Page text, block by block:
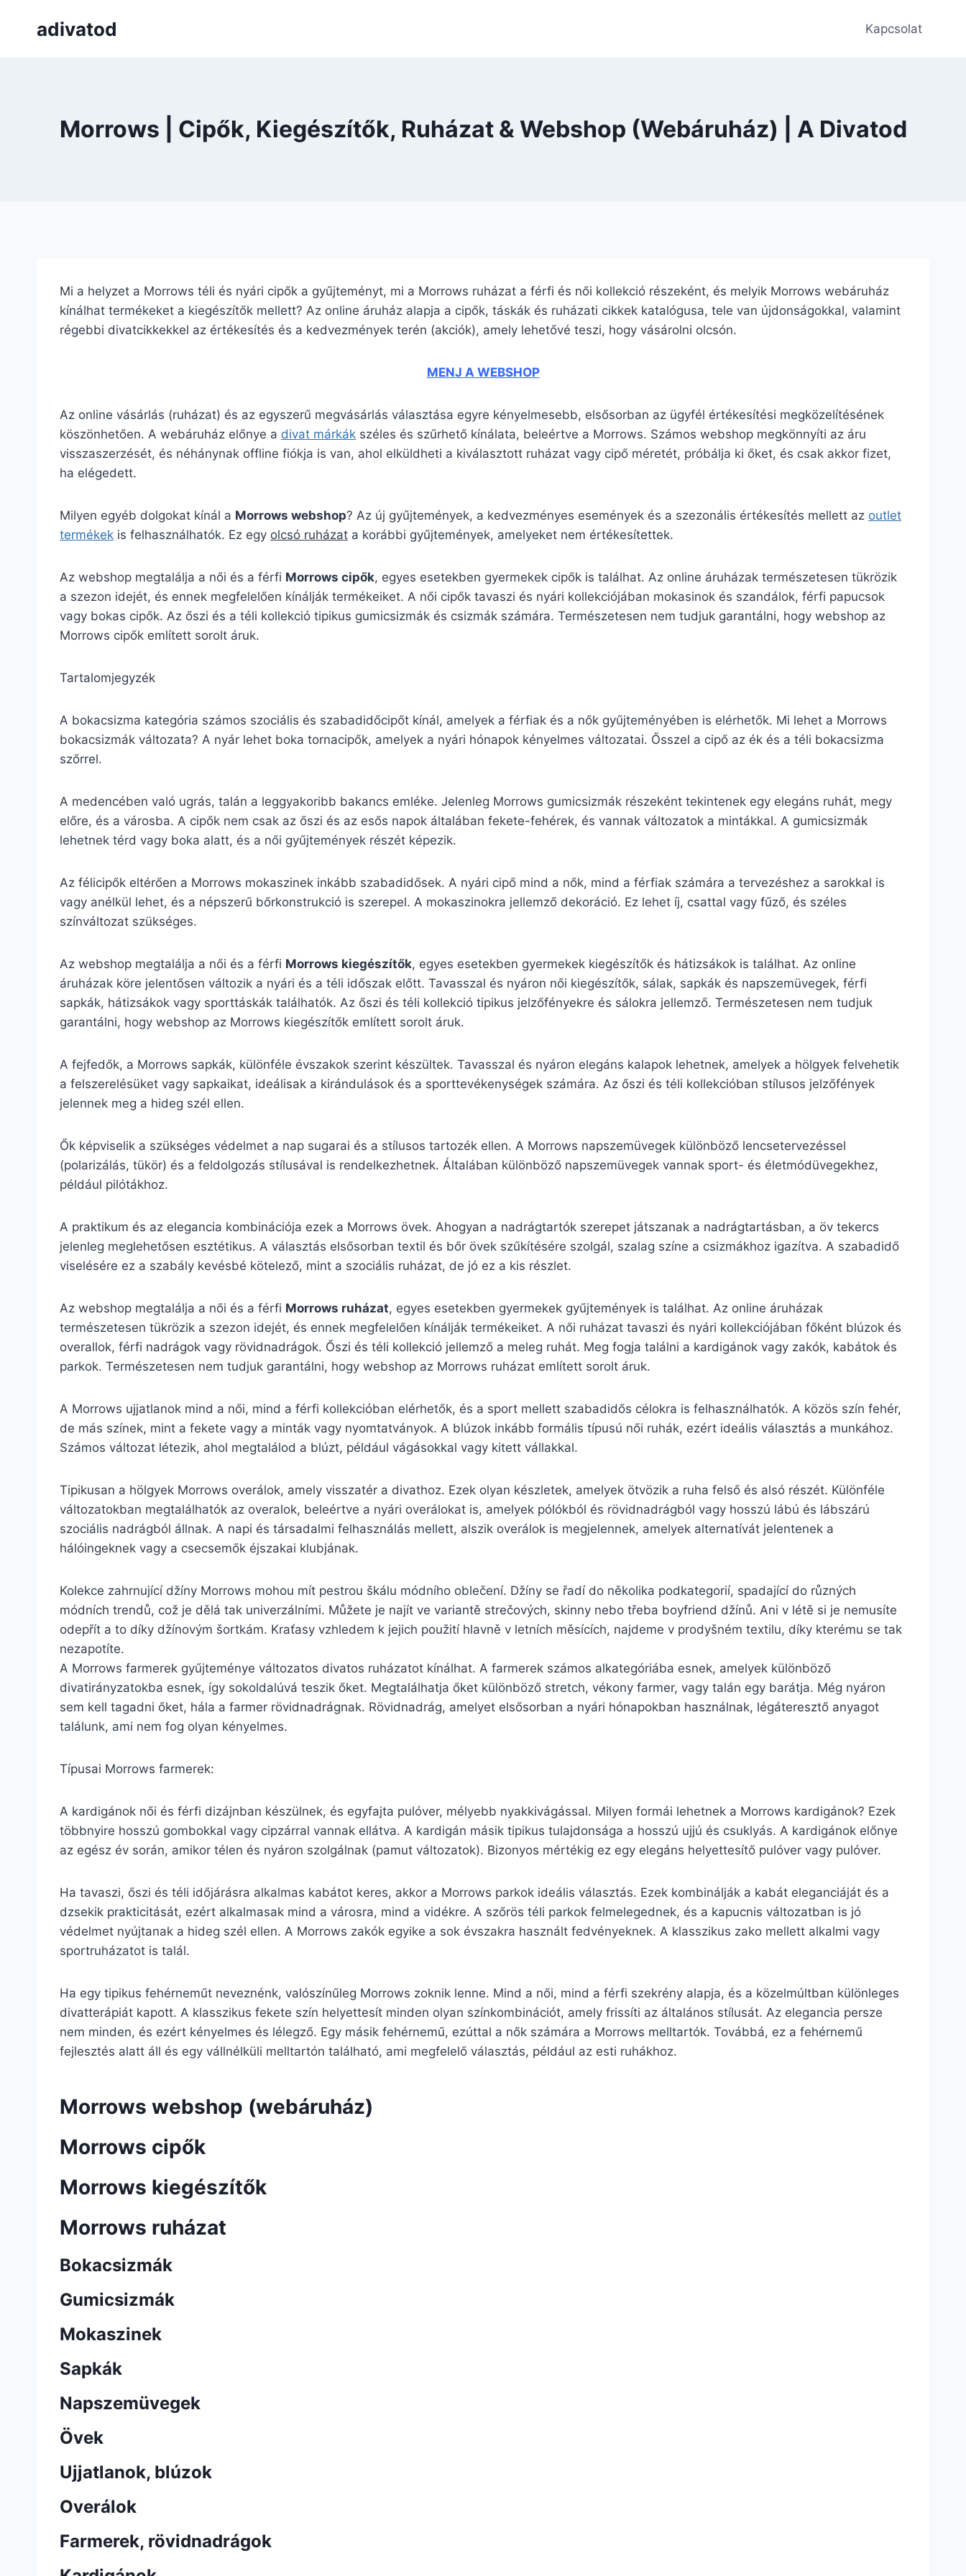
adivatod Kapcsolat
Morrows | Cipők, Kiegészítők, Ruházat & Webshop (Webáruház) | A Divatod
Mi a helyzet a Morrows téli és nyári cipők a gyűjteményt, mi a Morrows ruházat a férfi és női kollekció részeként, és melyik Morrows webáruház
kínálhat termékeket a kiegészítők mellett? Az online áruház alapja a cipők, táskák és ruházati cikkek katalógusa, tele van újdonságokkal, valamint
régebbi divatcikkekkel az értékesítés és a kedvezmények terén (akciók), amely lehetővé teszi, hogy vásárolni olcsón.
MENJ A WEBSHOP
Az online vásárlás (ruházat) és az egyszerű megvásárlás választása egyre kényelmesebb, elsősorban az ügyfél értékesítési megközelítésének
köszönhetően. A webáruház előnye a divat márkák széles és szűrhető kínálata, beleértve a Morrows. Számos webshop megkönnyíti az áru
visszaszerzését, és néhánynak offline fiókja is van, ahol elküldheti a kiválasztott ruházat vagy cipő méretét, próbálja ki őket, és csak akkor fizet,
ha elégedett.
Milyen egyéb dolgokat kínál a Morrows webshop? Az új gyűjtemények, a kedvezményes események és a szezonális értékesítés mellett az outlet
termékek is felhasználhatók. Ez egy olcsó ruházat a korábbi gyűjtemények, amelyeket nem értékesítettek.
Az webshop megtalálja a női és a férfi Morrows cipők, egyes esetekben gyermekek cipők is találhat. Az online áruházak természetesen tükrözik
a szezon idejét, és ennek megfelelően kínálják termékeiket. A női cipők tavaszi és nyári kollekciójában mokasinok és szandálok, férfi papucsok
vagy bokas cipők. Az őszi és a téli kollekció tipikus gumicsizmák és csizmák számára. Természetesen nem tudjuk garantálni, hogy webshop az
Morrows cipők említett sorolt áruk.
Tartalomjegyzék
A bokacsizma kategória számos szociális és szabadidőcipőt kínál, amelyek a férfiak és a nők gyűjteményében is elérhetők. Mi lehet a Morrows
bokacsizmák változata? A nyár lehet boka tornacipők, amelyek a nyári hónapok kényelmes változatai. Ősszel a cipő az ék és a téli bokacsizma
szőrrel.
A medencében való ugrás, talán a leggyakoribb bakancs emléke. Jelenleg Morrows gumicsizmák részeként tekintenek egy elegáns ruhát, megy
előre, és a városba. A cipők nem csak az őszi és az esős napok általában fekete-fehérek, és vannak változatok a mintákkal. A gumicsizmák
lehetnek térd vagy boka alatt, és a női gyűjtemények részét képezik.
Az félicipők eltérően a Morrows mokaszinek inkább szabadidősek. A nyári cipő mind a nők, mind a férfiak számára a tervezéshez a sarokkal is
vagy anélkül lehet, és a népszerű bőrkonstrukció is szerepel. A mokaszinokra jellemző dekoráció. Ez lehet íj, csattal vagy fűző, és széles
színváltozat szükséges.
Az webshop megtalálja a női és a férfi Morrows kiegészítők, egyes esetekben gyermekek kiegészítők és hátizsákok is találhat. Az online
áruházak köre jelentősen változik a nyári és a téli időszak előtt. Tavasszal és nyáron női kiegészítők, sálak, sapkák és napszemüvegek, férfi
sapkák, hátizsákok vagy sporttáskák találhatók. Az őszi és téli kollekció tipikus jelzőfényekre és sálokra jellemző. Természetesen nem tudjuk
garantálni, hogy webshop az Morrows kiegészítők említett sorolt áruk.
A fejfedők, a Morrows sapkák, különféle évszakok szerint készültek. Tavasszal és nyáron elegáns kalapok lehetnek, amelyek a hölgyek felvehetik
a felszerelésüket vagy sapkaikat, ideálisak a kirándulások és a sporttevékenységek számára. Az őszi és téli kollekcióban stílusos jelzőfények
jelennek meg a hideg szél ellen.
Ők képviselik a szükséges védelmet a nap sugarai és a stílusos tartozék ellen. A Morrows napszemüvegek különböző lencsetervezéssel
(polarizálás, tükör) és a feldolgozás stílusával is rendelkezhetnek. Általában különböző napszemüvegek vannak sport- és életmódüvegekhez,
például pilótákhoz.
A praktikum és az elegancia kombinációja ezek a Morrows övek. Ahogyan a nadrágtartók szerepet játszanak a nadrágtartásban, a öv tekercs
jelenleg meglehetősen esztétikus. A választás elsősorban textil és bőr övek szűkítésére szolgál, szalag színe a csizmákhoz igazítva. A szabadidő
viselésére ez a szabály kevésbé kötelező, mint a szociális ruházat, de jó ez a kis részlet.
Az webshop megtalálja a női és a férfi Morrows ruházat, egyes esetekben gyermekek gyűjtemények is találhat. Az online áruházak
természetesen tükrözik a szezon idejét, és ennek megfelelően kínálják termékeiket. A női ruházat tavaszi és nyári kollekciójában főként blúzok és
overallok, férfi nadrágok vagy rövidnadrágok. Őszi és téli kollekció jellemző a meleg ruhát. Meg fogja találni a kardigánok vagy zakók, kabátok és
parkok. Természetesen nem tudjuk garantálni, hogy webshop az Morrows ruházat említett sorolt áruk.
A Morrows ujjatlanok mind a női, mind a férfi kollekcióban elérhetők, és a sport mellett szabadidős célokra is felhasználhatók. A közös szín fehér,
de más színek, mint a fekete vagy a minták vagy nyomtatványok. A blúzok inkább formális típusú női ruhák, ezért ideális választás a munkához.
Számos változat létezik, ahol megtalálod a blúzt, például vágásokkal vagy kitett vállakkal.
Tipikusan a hölgyek Morrows overálok, amely visszatér a divathoz. Ezek olyan készletek, amelyek ötvözik a ruha felső és alsó részét. Különféle
változatokban megtalálhatók az overalok, beleértve a nyári overálokat is, amelyek pólókból és rövidnadrágból vagy hosszú lábú és lábszárú
szociális nadrágból állnak. A napi és társadalmi felhasználás mellett, alszik overálok is megjelennek, amelyek alternatívát jelentenek a
hálóingeknek vagy a csecsemők éjszakai klubjának.
Kolekce zahrnující džíny Morrows mohou mít pestrou škálu módního oblečení. Džíny se řadí do několika podkategorií, spadající do různých
módních trendů, což je dělá tak univerzálními. Můžete je najít ve variantě strečových, skinny nebo třeba boyfriend džínů. Ani v létě si je nemusíte
odepřít a to díky džínovým šortkám. Kraťasy vzhledem k jejich použití hlavně v letních měsících, najdeme v prodyšném textilu, díky kterému se tak
nezapotíte.
A Morrows farmerek gyűjteménye változatos divatos ruházatot kínálhat. A farmerek számos alkategóriába esnek, amelyek különböző
divatirányzatokba esnek, így sokoldalúvá teszik őket. Megtalálhatja őket különböző stretch, vékony farmer, vagy talán egy barátja. Még nyáron
sem kell tagadni őket, hála a farmer rövidnadrágnak. Rövidnadrág, amelyet elsősorban a nyári hónapokban használnak, légáteresztő anyagot
találunk, ami nem fog olyan kényelmes.
Típusai Morrows farmerek:
A kardigánok női és férfi dizájnban készülnek, és egyfajta pulóver, mélyebb nyakkivágással. Milyen formái lehetnek a Morrows kardigánok? Ezek
többnyire hosszú gombokkal vagy cipzárral vannak ellátva. A kardigán másik tipikus tulajdonsága a hosszú ujjú és csuklyás. A kardigánok előnye
az egész év során, amikor télen és nyáron szolgálnak (pamut változatok). Bizonyos mértékig ez egy elegáns helyettesítő pulóver vagy pulóver.
Ha tavaszi, őszi és téli időjárásra alkalmas kabátot keres, akkor a Morrows parkok ideális választás. Ezek kombinálják a kabát eleganciáját és a
dzsekik prakticitását, ezért alkalmasak mind a városra, mind a vidékre. A szőrös téli parkok felmelegednek, és a kapucnis változatban is jó
védelmet nyújtanak a hideg szél ellen. A Morrows zakók egyike a sok évszakra használt fedvényeknek. A klasszikus zako mellett alkalmi vagy
sportruházatot is talál.
Ha egy tipikus fehérneműt neveznénk, valószínűleg Morrows zoknik lenne. Mind a női, mind a férfi szekrény alapja, és a közelmúltban különleges
divatterápiát kapott. A klasszikus fekete szín helyettesít minden olyan színkombinációt, amely frissíti az általános stílusát. Az elegancia persze
nem minden, és ezért kényelmes és lélegző. Egy másik fehérnemű, ezúttal a nők számára a Morrows melltartók. Továbbá, ez a fehérnemű
fejlesztés alatt áll és egy vállnélküli melltartón található, ami megfelelő választás, például az esti ruhákhoz.
Morrows webshop (webáruház)
Morrows cipők
Morrows kiegészítők
Morrows ruházat
Bokacsizmák
Gumicsizmák
Mokaszinek
Sapkák
Napszemüvegek
Övek
Ujjatlanok, blúzok
Overálok
Farmerek, rövidnadrágok